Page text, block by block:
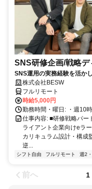
SNS研修企画/戦略デ
SNS運用の実務経験を活か
画・カリキュラム設計・監
株式会社BESW
フルリモート
時給5,000円
勤務時間・曜日: ・週10
仕事内容: ■研修戦略パー
ライアント企業向けeラ
カリキュラム設計・構成
逆...
シフト自由 フルリモート 週2
前へ 1